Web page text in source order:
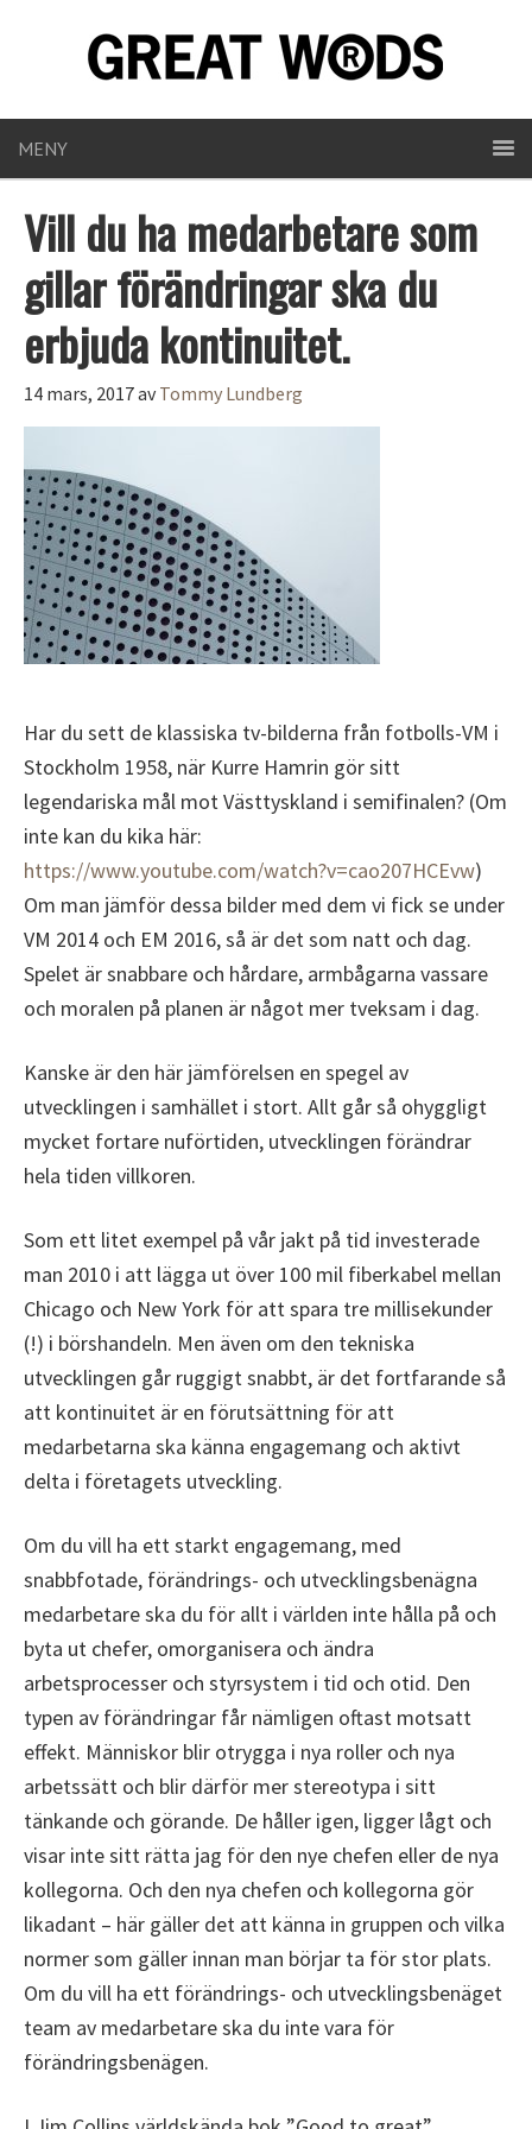
MENY
Vill du ha medarbetare som
gillar förändringar ska du
erbjuda kontinuitet.
14 mars, 2017avTommy Lundberg
Har du sett de klassiska tv-bilderna från fotbolls-VM i
Stockholm 1958, när Kurre Hamrin gör sitt
legendariska mål mot Västtyskland i semifinalen? (Om
inte kan du kika här:
https://www.youtube.com/watch?v=cao207HCEvw)
Om man jämför dessa bilder med dem vi fick se under
VM 2014 och EM 2016, så är det som natt och dag.
Spelet är snabbare och hårdare, armbågarna vassare
och moralen på planen är något mer tveksam i dag.
Kanske är den här jämförelsen en spegel av
utvecklingen i samhället i stort. Allt går så ohyggligt
mycket fortare nuförtiden, utvecklingen förändrar
hela tiden villkoren.
Som ett litet exempel på vår jakt på tid investerade
man 2010 i att lägga ut över 100 mil fiberkabel mellan
Chicago och New York för att spara tre millisekunder
(!) i börshandeln. Men även om den tekniska
utvecklingen går ruggigt snabbt, är det fortfarande så
att kontinuitet är en förutsättning för att
medarbetarna ska känna engagemang och aktivt
delta i företagets utveckling.
Om du vill ha ett starkt engagemang, med
snabbfotade, förändrings- och utvecklingsbenägna
medarbetare ska du för allt i världen inte hålla på och
byta ut chefer, omorganisera och ändra
arbetsprocesser och styrsystem i tid och otid. Den
typen av förändringar får nämligen oftast motsatt
effekt. Människor blir otrygga i nya roller och nya
arbetssätt och blir därför mer stereotypa i sitt
tänkande och görande. De håller igen, ligger lågt och
visar inte sitt rätta jag för den nye chefen eller de nya
kollegorna. Och den nya chefen och kollegorna gör
likadant – här gäller det att känna in gruppen och vilka
normer som gäller innan man börjar ta för stor plats.
Om du vill ha ett förändrings- och utvecklingsbenäget
team av medarbetare ska du inte vara för
förändringsbenägen.